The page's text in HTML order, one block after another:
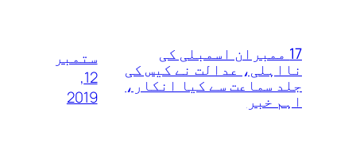
17 ممبران اسمبلی کی
نااہلی، عدالت نے کیس کی
جلد سماعت سے کیا انکار،
اہم خبر
ستمبر
12,
2019